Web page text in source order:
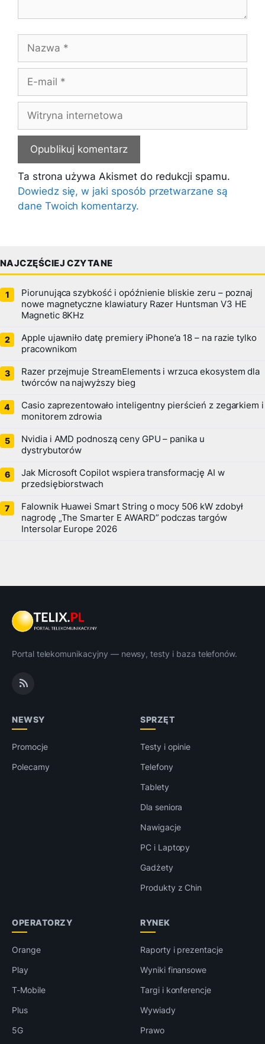
mail
internetowa
Ta strona używa Akismet do redukcji spamu.
Dowiedz się, w jaki sposób przetwarzane są
dane Twoich komentarzy.
NAJCZĘŚCIEJ CZYTANE
Piorunująca szybkość i opóźnienie bliskie zeru – poznaj
nowe magnetyczne klawiatury Razer Huntsman V3 HE
Magnetic 8KHz
Apple ujawniło datę premiery iPhone’a 18 – na razie tylko
pracownikom
Razer przejmuje StreamElements i wrzuca ekosystem dla
twórców na najwyższy bieg
Casio zaprezentowało inteligentny pierścień z zegarkiem i
monitorem zdrowia
Nvidia i AMD podnoszą ceny GPU – panika u
dystrybutorów
Jak Microsoft Copilot wspiera transformację AI w
przedsiębiorstwach
Falownik Huawei Smart String o mocy 506 kW zdobył
nagrodę „The Smarter E AWARD” podczas targów
Intersolar Europe 2026
Portal telekomunikacyjny — newsy, testy i baza telefonów.
NEWSY
Promocje
Polecamy
SPRZĘT
Testy i opinie
Telefony
Tablety
Dla seniora
Nawigacje
PC i Laptopy
Gadżety
Produkty z Chin
OPERATORZY
Orange
Play
T-Mobile
Plus
5G
RYNEK
Raporty i prezentacje
Wyniki finansowe
Targi i konferencje
Wywiady
Prawo